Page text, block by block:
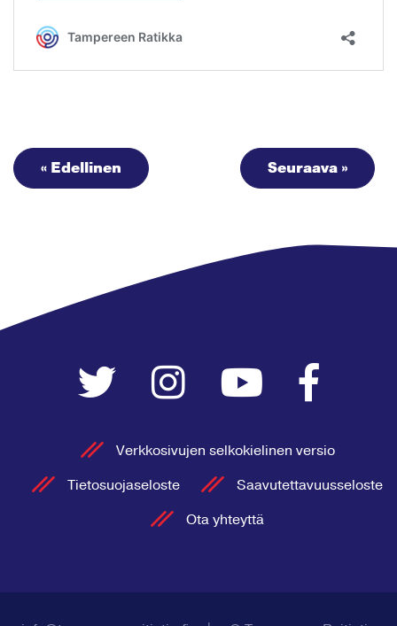
Seuraava »
« Edellinen
Verkkosivujen selkokielinen versio
Tietosuojaseloste
Saavutettavuusseloste
Ota yhteyttä